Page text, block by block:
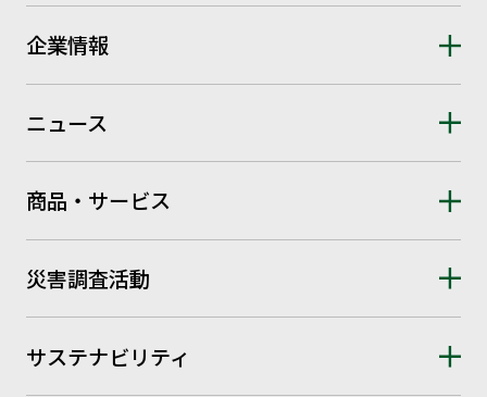
企業情報
ニュース
商品・サービス
災害調査活動
サステナビリティ